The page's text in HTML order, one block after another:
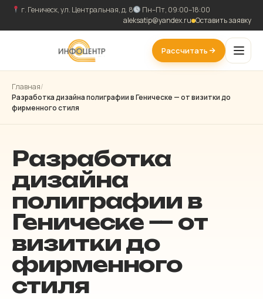
г. Геническ, ул. Центральная, д. 8
Пн–Пт, 09:00–18:00
aleksatip@yandex.ru Оставить заявку
Рассчитать
Главная/
Разработка дизайна полиграфии в Геническе — от визитки до
фирменного стиля
Разработка
дизайна
полиграфии в
Геническе — от
визитки до
фирменного
стиля